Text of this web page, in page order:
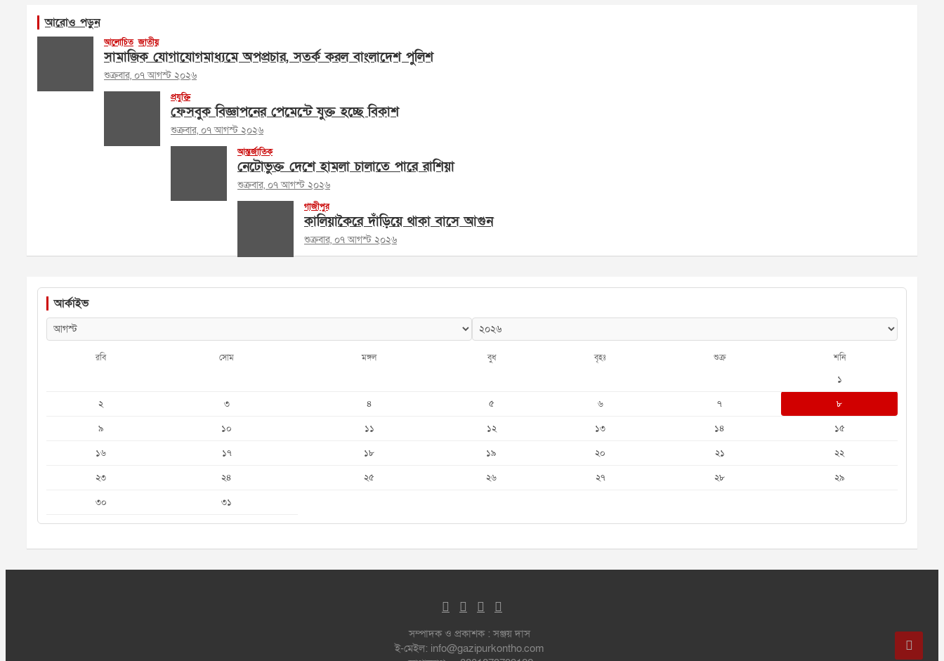
আরোও পড়ুন
আলোচিত জাতীয়
সামাজিক যোগাযোগমাধ্যমে অপপ্রচার, সতর্ক করল বাংলাদেশ পুলিশ
শুক্রবার, ০৭ আগস্ট ২০২৬
প্রযুক্তি
ফেসবুক বিজ্ঞাপনের পেমেন্টে যুক্ত হচ্ছে বিকাশ
শুক্রবার, ০৭ আগস্ট ২০২৬
আন্তর্জাতিক
নেটোভুক্ত দেশে হামলা চালাতে পারে রাশিয়া
শুক্রবার, ০৭ আগস্ট ২০২৬
গাজীপুর
কালিয়াকৈরে দাঁড়িয়ে থাকা বাসে আগুন
শুক্রবার, ০৭ আগস্ট ২০২৬
আর্কাইভ
রবি সোম মঙ্গল বুধ বৃহঃ শুক্র শনি
১
২
৩ ৪ ৫ ৬ ৭
৮
৯
১০ ১১ ১২ ১৩ ১৪
১৫
১৬
১৭ ১৮ ১৯ ২০ ২১
২২
২৩
২৪ ২৫ ২৬ ২৭ ২৮
২৯
৩০
৩১
সম্পাদক ও প্রকাশক : সঞ্জয় দাস
ই-মেইল: info@gazipurkontho.com